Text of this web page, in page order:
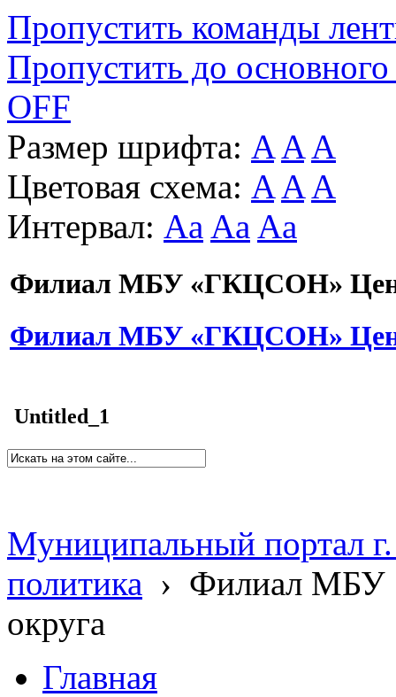
Пропустить команды
Пропустить до основного
OFF
Размер шрифта: A A A
Цветовая схема: A A A
Интервал: Aa Aa Aa
Филиал МБУ «ГКЦСОН»
Филиал МБУ «ГКЦСОН»
Untitled_1
Муниципальный портал
политика › Филиал МБУ
округа
Главная